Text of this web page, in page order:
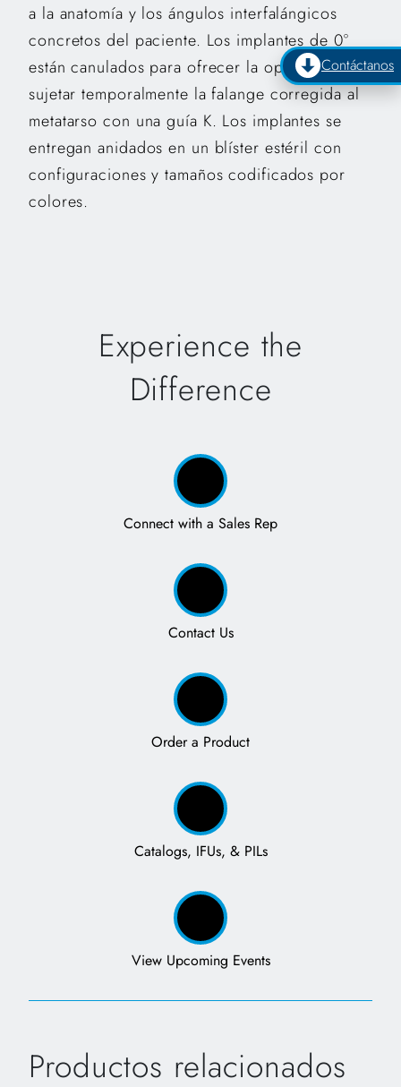
a la anatomía y los ángulos interfalángicos
concretos del paciente. Los implantes de 0°
están canulados para ofrecer la opción de
sujetar temporalmente la falange corregida al
metatarso con una guía K. Los implantes se
entregan anidados en un blíster estéril con
configuraciones y tamaños codificados por
colores.
Experience the
Difference
Connect with a Sales Rep
Contact Us
Order a Product
Catalogs, IFUs, & PILs
View Upcoming Events
Productos relacionados
Contáctanos